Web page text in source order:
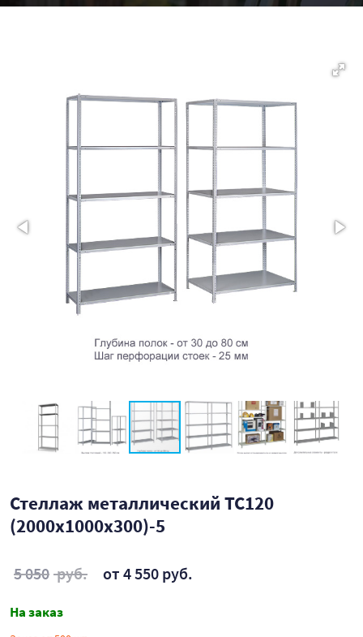
Стеллаж металлический ТС120
(2000х1000х300)-5
5 050 руб. от 4 550 руб.
На заказ